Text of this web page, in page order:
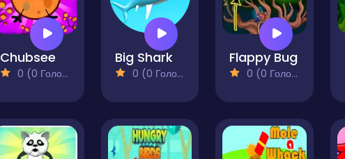
Chubsee
0 (0 Голосів)
Big Shark
0 (0 Голосів)
Flappy Bug
0 (0 Голосів)